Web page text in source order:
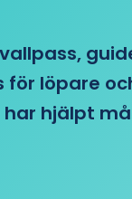
löpare
har hjälpt